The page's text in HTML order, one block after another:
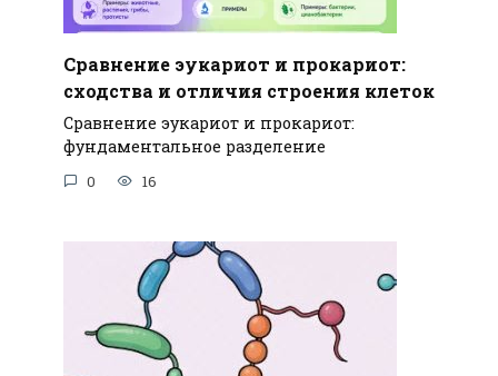
Сравнение эукариот и прокариот:
сходства и отличия строения клеток
Сравнение эукариот и прокариот:
фундаментальное разделение
0 16